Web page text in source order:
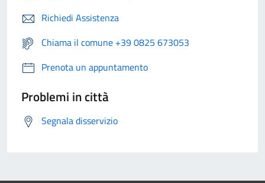
Richiedi Assistenza
Chiama il comune +39 0825 673053
Prenota un appuntamento
Problemi in città
Segnala disservizio